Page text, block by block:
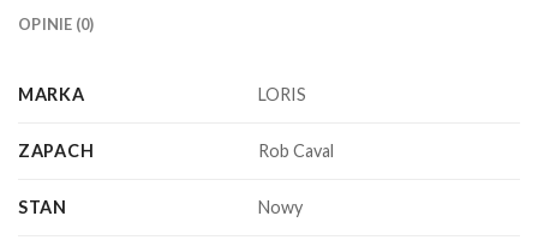
OPINIE (0)
MARKA LORIS
ZAPACH Rob Caval
STAN Nowy